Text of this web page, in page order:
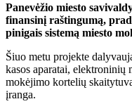
Panevėžio miesto
finansinį raštingumą,
pinigais sistemą miesto
Šiuo metu projekte
kasos aparatai,
mokėjimo kortelių
įranga.